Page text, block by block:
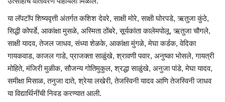
या लॅपटॉप शिष्यवृत्ती अंतर्गत कशिश देवरे, साक्षी मोरे, साक्षी घोरपडे, ऋतुजा कुंठे,
सिद्धी कोपर्डे, आकांक्षा मुसळे, अस्मिता ठोंबरे, सूर्यकांता कालेमपोलू, ऋतुजा चौगले,
साक्षी यादव, तेजल जाधव, संध्या शेळके, आकांक्षा मुंगळे, मेघा कर्डक, वेदिका
गायकवाड, काजल गाडे, प्राजक्ता साळुंखे, श्रावणी पवार, अनुष्का भोसले, गायत्री
मोहिते, मंजिरी मुळीक, सौजन्य गोतिमुकुल, श्रद्धा साळुंखे, अनुजा पांडे, मेघा यादव,
समीक्षा मिसाळ, तनुजा दाते, श्रेया लखेरी, तेजस्विनी यादव आणि तेजस्विनी जाधव
या विद्यार्थिनींची निवड करण्यात आली.